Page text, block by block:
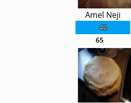
42
Amel Neji
65